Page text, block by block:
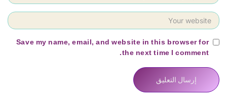
Save my name, email, and website in this browser for
the next time I comment.